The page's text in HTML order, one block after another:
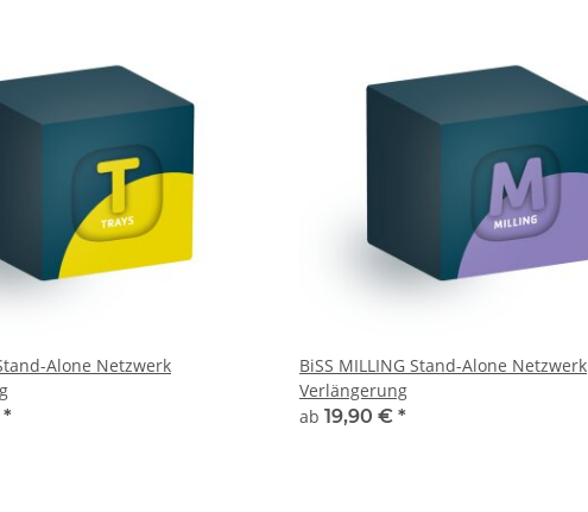
Alone Netzwerk
*
BiSS MILLING Stand-Alone Netzwerk
Verlängerung
ab 19,90 € *